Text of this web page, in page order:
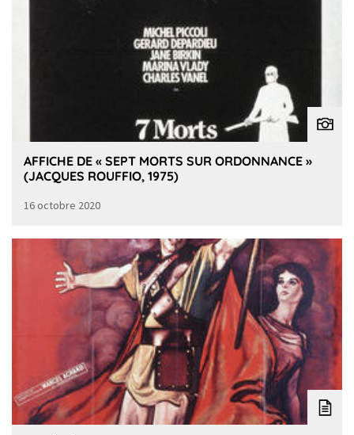
AFFICHE DE « SEPT MORTS SUR ORDONNANCE »
(JACQUES ROUFFIO, 1975)
16 octobre 2020